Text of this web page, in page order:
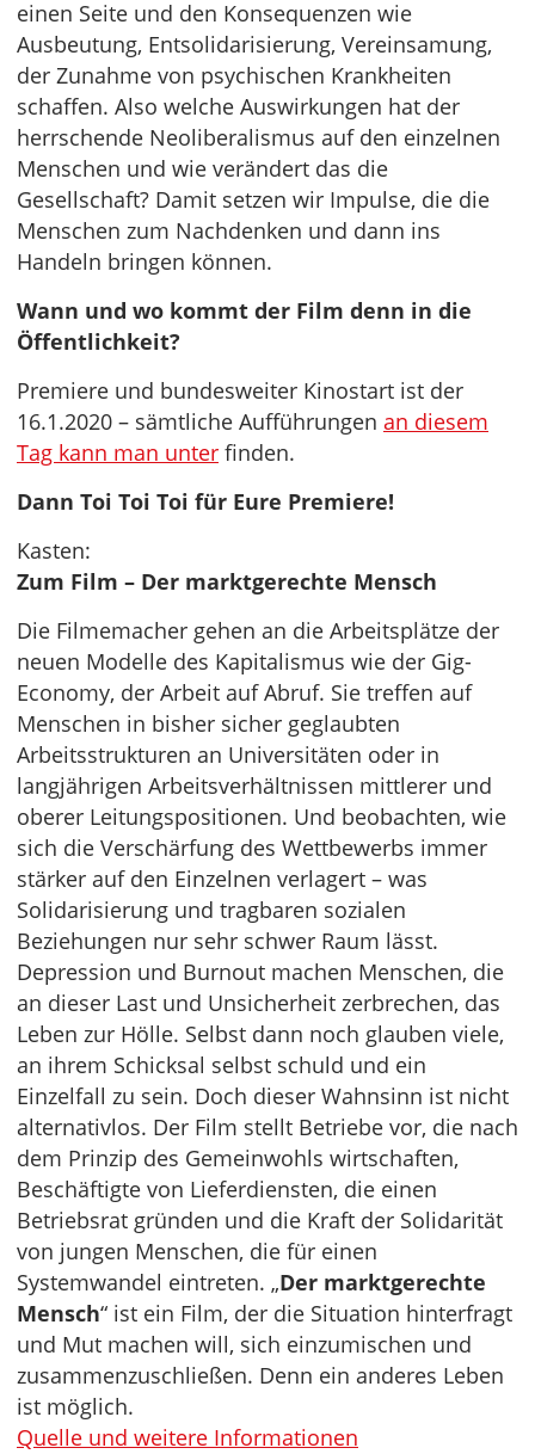
einen Seite und den Konsequenzen wie
Ausbeutung, Entsolidarisierung, Vereinsamung,
der Zunahme von psychischen Krankheiten
schaffen. Also welche Auswirkungen hat der
herrschende Neoliberalismus auf den einzelnen
Menschen und wie verändert das die
Gesellschaft? Damit setzen wir Impulse, die die
Menschen zum Nachdenken und dann ins
Handeln bringen können.
Wann und wo kommt der Film denn in die
Öffentlichkeit?
Premiere und bundesweiter Kinostart ist der
16.1.2020 – sämtliche Aufführungen an diesem
Tag kann man unter finden.
Dann Toi Toi Toi für Eure Premiere!
Kasten:
Zum Film – Der marktgerechte Mensch
Die Filmemacher gehen an die Arbeitsplätze der
neuen Modelle des Kapitalismus wie der Gig-
Economy, der Arbeit auf Abruf. Sie treffen auf
Menschen in bisher sicher geglaubten
Arbeitsstrukturen an Universitäten oder in
langjährigen Arbeitsverhältnissen mittlerer und
oberer Leitungspositionen. Und beobachten, wie
sich die Verschärfung des Wettbewerbs immer
stärker auf den Einzelnen verlagert – was
Solidarisierung und tragbaren sozialen
Beziehungen nur sehr schwer Raum lässt.
Depression und Burnout machen Menschen, die
an dieser Last und Unsicherheit zerbrechen, das
Leben zur Hölle. Selbst dann noch glauben viele,
an ihrem Schicksal selbst schuld und ein
Einzelfall zu sein. Doch dieser Wahnsinn ist nicht
alternativlos. Der Film stellt Betriebe vor, die nach
dem Prinzip des Gemeinwohls wirtschaften,
Beschäftigte von Lieferdiensten, die einen
Betriebsrat gründen und die Kraft der Solidarität
von jungen Menschen, die für einen
Systemwandel eintreten. „Der marktgerechte
Mensch“ ist ein Film, der die Situation hinterfragt
und Mut machen will, sich einzumischen und
zusammenzuschließen. Denn ein anderes Leben
ist möglich.
Quelle und weitere Informationen